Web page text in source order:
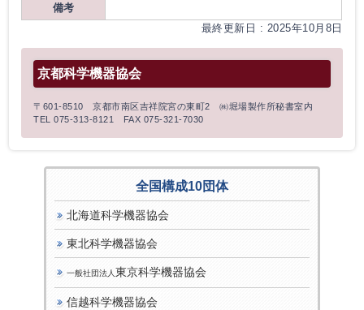
備考
最終更新日 : 2025年10月8日
京都科学機器協会
〒601-8510 京都市南区吉祥院宮の東町2 ㈱堀場製作所秘書室内
TEL 075-313-8121 FAX 075-321-7030
全国構成10団体
北海道科学機器協会
東北科学機器協会
一般社団法人 東京科学機器協会
信越科学機器協会